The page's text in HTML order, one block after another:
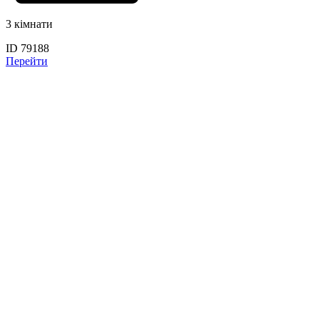
3 кімнати
ID 79188
Перейти